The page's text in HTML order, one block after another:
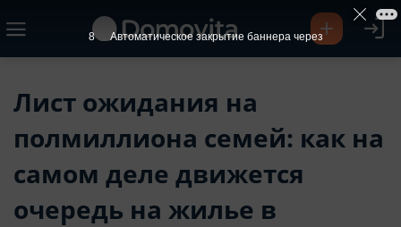
Лист ожидания на
полмиллиона семей: как на
самом деле движется
очередь на жилье в
7 Автоматическое закрытие баннера через